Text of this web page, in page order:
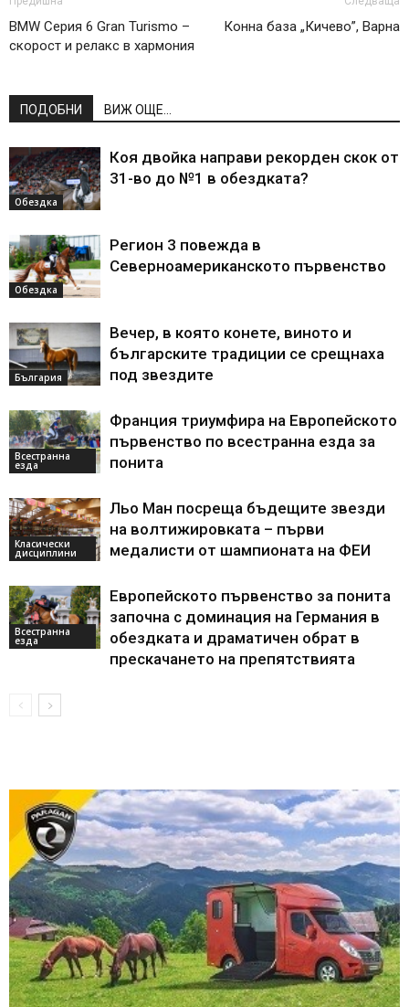
BMW Серия 6 Gran Turismo –
скорост и релакс в хармония
Конна база „Кичево”, Варна
ПОДОБНИ ВИЖ ОЩЕ...
Обездка
Коя двойка направи рекорден скок от
31-во до №1 в обездката?
Обездка
Регион 3 повежда в
Северноамериканското първенство
България
Вечер, в която конете, виното и
българските традиции се срещнаха
под звездите
Всестранна
езда
Франция триумфира на Европейското
първенство по всестранна езда за
понита
Класически
дисциплини
Льо Ман посреща бъдещите звезди
на волтижировката – първи
медалисти от шампионата на ФЕИ
Всестранна
езда
Европейското първенство за понита
започна с доминация на Германия в
обездката и драматичен обрат в
прескачането на препятствията